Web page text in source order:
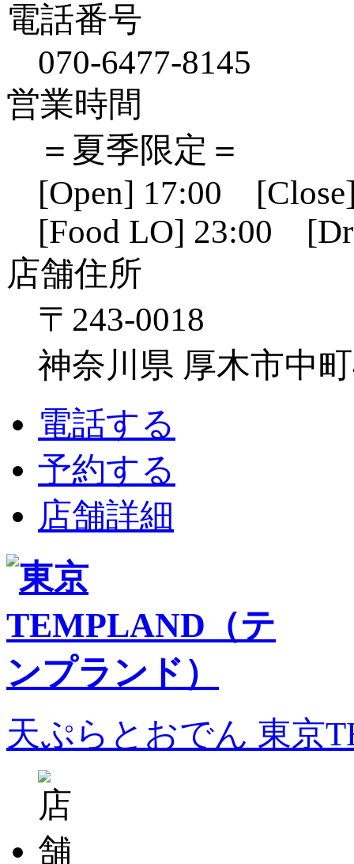
電話番号
070-6477-8145
営業時間
＝夏季限定＝
[Open] 17:00
[Food LO] 23:00
店舗住所
〒243-0018
神奈川県 厚木市中
電話する
予約する
店舗詳細
天ぷらとおでん 東京